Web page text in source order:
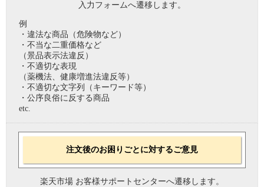
入力フォームへ遷移します。
例
・違法な商品（危険物など）
・不当な二重価格など
（景品表示法違反）
・不適切な表現
（薬機法、健康増進法違反等）
・不適切な文字列（キーワード等）
・公序良俗に反する商品
etc.
注文後のお困りごとに対するご意見
楽天市場 お客様サポートセンターへ遷移します。